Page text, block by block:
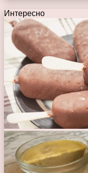
Интересно